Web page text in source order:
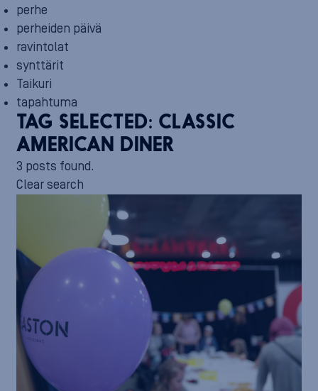
perhe
perheiden päivä
ravintolat
synttärit
Taikuri
tapahtuma
TAG SELECTED: CLASSIC
AMERICAN DINER
3 posts found.
Clear search